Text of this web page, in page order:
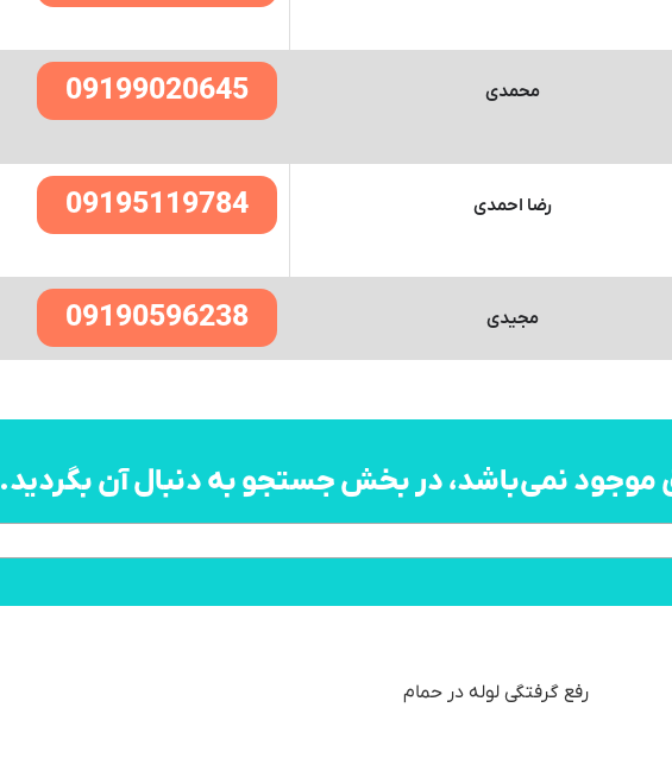
محمدی 09199020645
رضا احمدی 09195119784
مجیدی 09190596238
نمی‌باشد، در بخش جستجو به دنبال آن بگردید.